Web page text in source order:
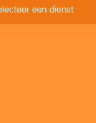
een dienst